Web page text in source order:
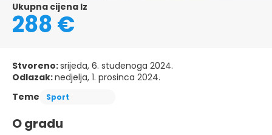
Ukupna cijena Iz
288 €
Stvoreno:srijeda, 6. studenoga 2024.
Odlazak:nedjelja, 1. prosinca 2024.
Teme
Sport
O gradu